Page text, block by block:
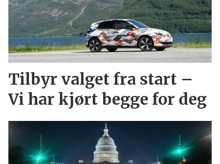
Tilbyr valget fra start –
Vi har kjørt begge for deg